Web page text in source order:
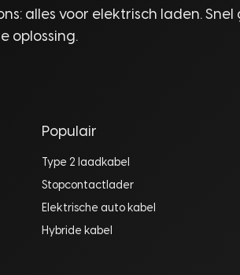
alles voor elektrisch laden. Snel
oplossing.
Populair
Type 2 laadkabel
Stopcontactlader
Elektrische auto kabel
Hybride kabel